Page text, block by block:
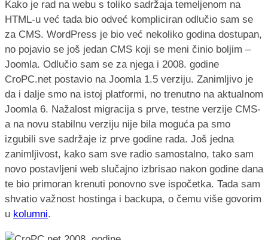
Kako je rad na webu s toliko sadržaja temeljenom na
HTML-u već tada bio odveć kompliciran odlučio sam se
za CMS. WordPress je bio već nekoliko godina dostupan,
no pojavio se još jedan CMS koji se meni činio boljim –
Joomla. Odlučio sam se za njega i 2008. godine
CroPC.net postavio na Joomla 1.5 verziju. Zanimljivo je
da i dalje smo na istoj platformi, no trenutno na aktualnom
Joomla 6. Nažalost migracija s prve, testne verzije CMS-
a na novu stabilnu verziju nije bila moguća pa smo
izgubili sve sadržaje iz prve godine rada. Još jedna
zanimljivost, kako sam sve radio samostalno, tako sam
novo postavljeni web slučajno izbrisao nakon godine dana
te bio primoran krenuti ponovno sve ispočetka. Tada sam
shvatio važnost hostinga i backupa, o čemu više govorim
u kolumni.